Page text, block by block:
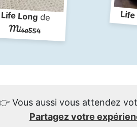
Life Longde
Misa554
👉Vous aussi vous attendez
Partagez votre